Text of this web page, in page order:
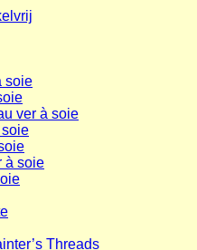
soie
ver à soie
soie
à soie
Threads